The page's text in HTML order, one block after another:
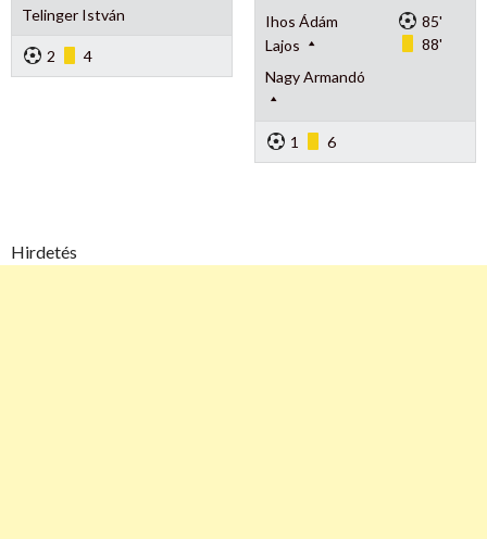
Telinger István
2 4
Ihos Ádám
Lajos
85'
88'
Nagy Armandó
1 6
Hirdetés